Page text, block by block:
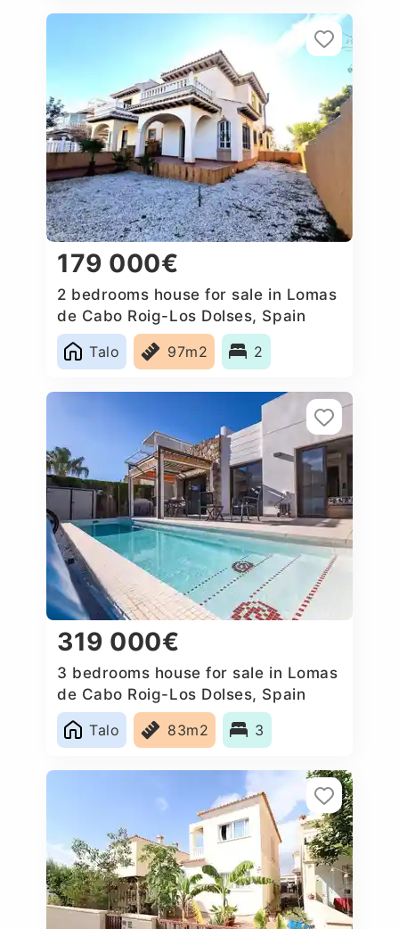
179 000€
2 bedrooms house for sale in Lomas
de Cabo Roig-Los Dolses, Spain
Talo
97m2 2
319 000€
3 bedrooms house for sale in Lomas
de Cabo Roig-Los Dolses, Spain
Talo
83m2 3